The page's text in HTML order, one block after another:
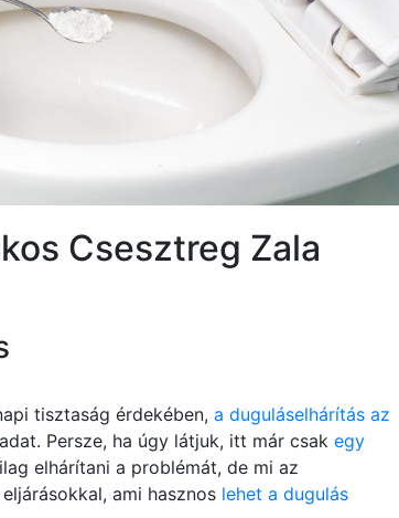
Csesztreg Zala
tisztaság érdekében, a duguláselhárítás az
Persze, ha úgy látjuk, itt már csak egy
elhárítani a problémát, de mi az
ami hasznos lehet a dugulás